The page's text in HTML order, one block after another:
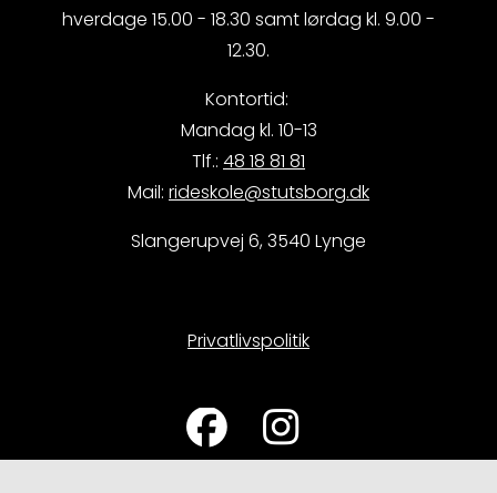
hverdage 15.00 - 18.30 samt lørdag kl. 9.00 -
12.30.
Kontortid:
Mandag kl. 10-13
Tlf.: 48 18 81 81
Mail: rideskole@stutsborg.dk
Slangerupvej 6, 3540 Lynge
Privatlivspolitik